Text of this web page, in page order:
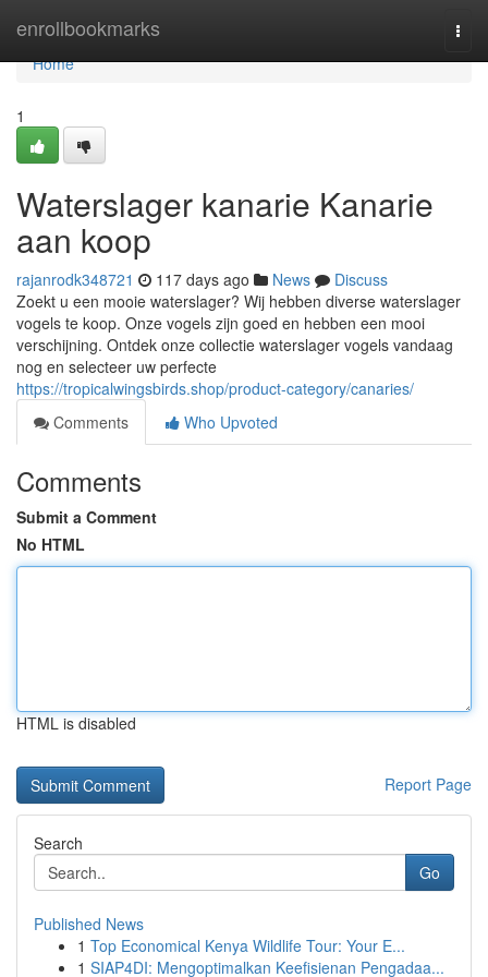
enrollbookmarks
Home
Home
1
Waterslager kanarie Kanarie
aan koop
rajanrodk348721 117 days ago News
Discuss
Zoekt u een mooie waterslager? Wij hebben diverse waterslager
vogels te koop. Onze vogels zijn goed en hebben een mooi
verschijning. Ontdek onze collectie waterslager vogels vandaag
nog en selecteer uw perfecte
https://tropicalwingsbirds.shop/product-category/canaries/
Comments
Who Upvoted
Comments
Submit a Comment
No HTML
HTML is disabled
Report Page
Search
Go
Published News
1 Top Economical Kenya Wildlife Tour: Your E...
1 SIAP4DI: Mengoptimalkan Keefisienan Pengadaa...